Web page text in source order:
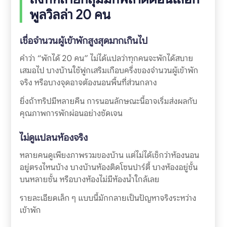
พูลวิลล่า 20 คน
เชื่อจำนวนผู้เข้าพักสูงสุดมากเกินไป
คำว่า “พักได้ 20 คน” ไม่ได้แปลว่าทุกคนจะพักได้สบาย
เสมอไป บางบ้านใช้ฟูกเสริมเกือบครึ่งของจำนวนผู้เข้าพัก
จริง หรือบางจุดอาจต้องนอนพื้นที่ส่วนกลาง
ยิ่งถ้าทริปมีหลายคืน การนอนลักษณะนี้อาจเริ่มส่งผลกับ
คุณภาพการพักผ่อนอย่างชัดเจน
ไม่ดูแปลนห้องจริง
หลายคนดูเพียงภาพรวมของบ้าน แต่ไม่ได้เช็กว่าห้องนอน
อยู่ตรงไหนบ้าง บางบ้านห้องติดโซนปาร์ตี้ บางห้องอยู่ชั้น
บนหลายชั้น หรือบางห้องไม่มีห้องน้ำใกล้เลย
รายละเอียดเล็ก ๆ แบบนี้มักกลายเป็นปัญหาจริงระหว่าง
เข้าพัก